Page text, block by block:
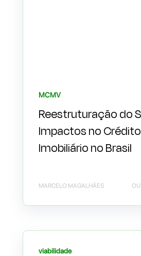
MCMV
Reestruturação do
Impactos no Crédito
Imobiliário no Brasil
MARCELO MAGALHÃES
viabilidade